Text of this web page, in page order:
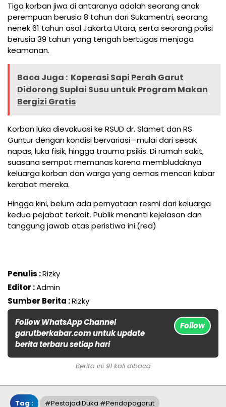
Tiga korban jiwa di antaranya adalah seorang anak
perempuan berusia 8 tahun dari Sukamentri, seorang
nenek 61 tahun asal Jakarta Utara, serta seorang polisi
berusia 39 tahun yang tengah bertugas menjaga
keamanan.
Baca Juga : Koperasi Sapi Perah Garut
Didorong Suplai Susu untuk Program Makan
Bergizi Gratis
Korban luka dievakuasi ke RSUD dr. Slamet dan RS
Guntur dengan kondisi bervariasi—mulai dari sesak
napas, luka fisik, hingga trauma psikis. Di rumah sakit,
suasana sempat memanas karena membludaknya
keluarga korban dan warga yang cemas mencari kabar
kerabat mereka.
Hingga kini, belum ada pernyataan resmi dari keluarga
kedua pejabat terkait. Publik menanti kejelasan dan
tanggung jawab atas peristiwa ini.(red)
Penulis :Rizky
Editor :Admin
Sumber Berita :Rizky
Follow WhatsApp Channel
garutberkabar.com untuk update
berita terbaru setiap hari
Follow
Berita ini 91 kali dibaca
Tag : #PestajadiDuka #pendopogarut